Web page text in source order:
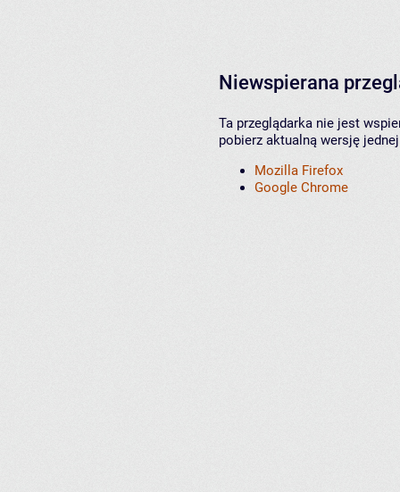
Niewspierana
Ta przeglądarka nie jest
pobierz aktualną wersję
Mozilla Firefox
Google Chrome